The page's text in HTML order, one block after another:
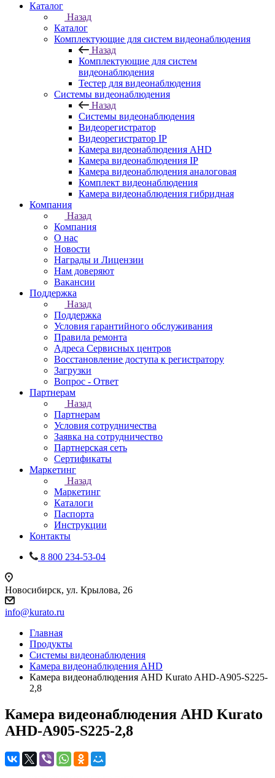
Каталог
Назад
Каталог
Комплектующие для систем видеонаблюдения
Назад
Комплектующие для систем
видеонаблюдения
Тестер для видеонаблюдения
Системы видеонаблюдения
Назад
Системы видеонаблюдения
Видеорегистратор
Видеорегистратор IP
Камера видеонаблюдения AHD
Камера видеонаблюдения IP
Камера видеонаблюдения аналоговая
Комплект видеонаблюдения
Камера видеонаблюдения гибридная
Компания
Назад
Компания
О нас
Новости
Награды и Лицензии
Нам доверяют
Вакансии
Поддержка
Назад
Поддержка
Условия гарантийного обслуживания
Правила ремонта
Адреса Сервисных центров
Восстановление доступа к регистратору
Загрузки
Вопрос - Ответ
Партнерам
Назад
Партнерам
Условия сотрудничества
Заявка на сотрудничество
Партнерская сеть
Сертификаты
Маркетинг
Назад
Маркетинг
Каталоги
Паспорта
Инструкции
Контакты
8 800 234-53-04
Новосибирск, ул. Крылова, 26
info@kurato.ru
Главная
Продукты
Системы видеонаблюдения
Камера видеонаблюдения AHD
Камера видеонаблюдения AHD Kurato AHD-A905-S225-
2,8
Камера видеонаблюдения AHD Kurato
AHD-A905-S225-2,8